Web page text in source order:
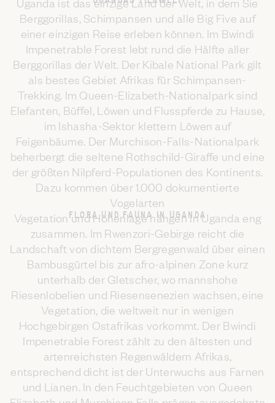
Berggorillas, Schimpansen und alle Big Five auf
einer einzigen Reise erleben können. Im Bwindi
Impenetrable Forest lebt rund die Hälfte aller
Berggorillas der Welt. Der Kibale National Park gilt
als bestes Gebiet Afrikas für Schimpansen-
Trekking. Im Queen-Elizabeth-Nationalpark sind
Elefanten, Büffel, Löwen und Flusspferde zu Hause,
im Ishasha-Sektor klettern Löwen auf
Feigenbäume. Der Murchison-Falls-Nationalpark
beherbergt die seltene Rothschild-Giraffe und eine
der größten Nilpferd-Populationen des Kontinents.
Dazu kommen über 1.000 dokumentierte
Vogelarten
FLORA UND FAUNA IN UGANDA
Vegetation und Höhenlage hängen in Uganda eng
zusammen. Im Rwenzori-Gebirge reicht die
Landschaft von dichtem Bergregenwald über einen
Bambusgürtel bis zur afro-alpinen Zone kurz
unterhalb der Gletscher, wo mannshohe
Riesenlobelien und Riesensenezien wachsen, eine
Vegetation, die weltweit nur in wenigen
Hochgebirgen Ostafrikas vorkommt. Der Bwindi
Impenetrable Forest zählt zu den ältesten und
artenreichsten Regenwäldern Afrikas,
entsprechend dicht ist der Unterwuchs aus Farnen
und Lianen. In den Feuchtgebieten von Queen